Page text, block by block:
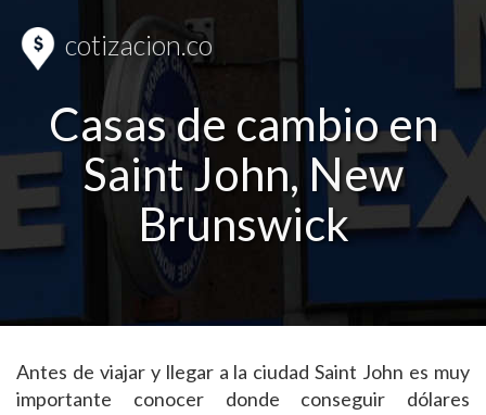
cotizacion.co
Casas de cambio en
Saint John, New
Brunswick
Antes de viajar y llegar a la ciudad Saint John es muy
importante conocer donde conseguir dólares